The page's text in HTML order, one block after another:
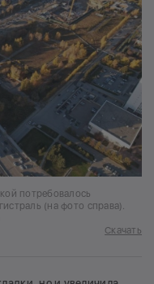
потребовалось
(на фото справа).
Скачать